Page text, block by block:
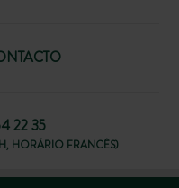
22 35
HORÁRIO FRANCÊS)